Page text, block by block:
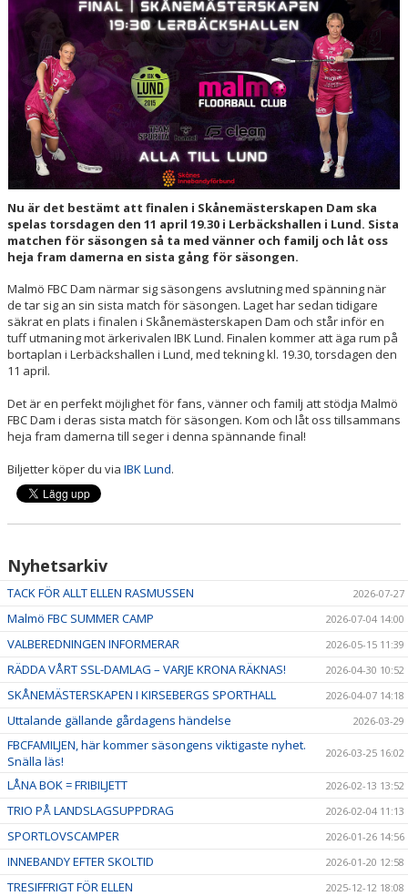
HALL OF FAME
Nu är det bestämt att finalen i Skånemästerskapen Dam ska
spelas torsdagen den 11 april 19.30 i Lerbäckshallen i Lund. Sista
matchen för säsongen så ta med vänner och familj och låt oss
heja fram damerna en sista gång för säsongen.
Malmö FBC Dam närmar sig säsongens avslutning med spänning när
de tar sig an sin sista match för säsongen. Laget har sedan tidigare
säkrat en plats i finalen i Skånemästerskapen Dam och står inför en
tuff utmaning mot ärkerivalen IBK Lund. Finalen kommer att äga rum på
bortaplan i Lerbäckshallen i Lund, med tekning kl. 19.30, torsdagen den
11 april.
Det är en perfekt möjlighet för fans, vänner och familj att stödja Malmö
FBC Dam i deras sista match för säsongen. Kom och låt oss tillsammans
heja fram damerna till seger i denna spännande final!
Biljetter köper du via IBK Lund.
Nyhetsarkiv
TACK FÖR ALLT ELLEN RASMUSSEN 2026-07-27
Malmö FBC SUMMER CAMP 2026-07-04 14:00
VALBEREDNINGEN INFORMERAR 2026-05-15 11:39
RÄDDA VÅRT SSL-DAMLAG – VARJE KRONA RÄKNAS! 2026-04-30 10:52
SKÅNEMÄSTERSKAPEN I KIRSEBERGS SPORTHALL 2026-04-07 14:18
Uttalande gällande gårdagens händelse 2026-03-29
FBCFAMILJEN, här kommer säsongens viktigaste nyhet.
Snälla läs!
2026-03-25 16:02
LÅNA BOK = FRIBILJETT 2026-02-13 13:52
TRIO PÅ LANDSLAGSUPPDRAG 2026-02-04 11:13
SPORTLOVSCAMPER 2026-01-26 14:56
INNEBANDY EFTER SKOLTID 2026-01-20 12:58
TRESIFFRIGT FÖR ELLEN 2025-12-12 18:08